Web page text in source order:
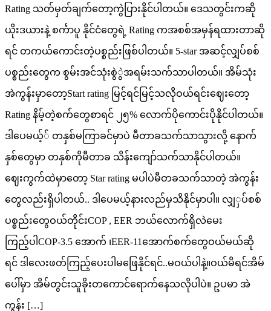
Rating သတ်မှတ်ချက်တော့ကွဲပြားနိုင်ပါတယ်။ ဒေသတွင်းကဆို
ယိုးဒယားနဲ့ စင်္ကာပူ နိုင်ငံတွေရဲ့ Rating ကအစစ်အမှန်ရထားတာဆို
ရင် တကယ်ကောင်းတဲ့ပစ္စည်းဖြစ်ပါတယ်။ 5-star အဆင့်လျှပ်စစ်
ပစ္စည်းတွေက စွမ်းအင်သုံးစွဲွဲအရမ်းသက်သာပါတယ်။ အိမ်သုံး
အဲကွန်းမှာတော့Start rating မြင့်ရင်မြင့်သလိုဝယ်ရင်းဈေးတော့
Rating နိမ့်တဲ့စက်တွေစာရင် ၂၅% လောက်ပိုကောင်းပိုနိုင်ပါတယ်။
ဒါပေမယ့်် တနှစ်မကြာခင်မှာပဲ မီတာခသက်သာသွားလို့ နောက်
နှစ်တွေမှာ တနှစ်ကိုမီတာခ သိန်းကျော်သက်သာနိုင်ပါတယ်။
ဈေးကွက်ထဲမှာတော့ Star rating မပါပဲမီတခသက်သာတဲ့ အဲကွန်း
တွေလည်းရှိပါတယ်.. ဒါပေမယ့်နားလည်မှသိနိုင်မှာပါ။ လျှှပ်စစ်
ပစ္စည်းတွေဝယ်တိုင်းCOP , EER ဘယ်လောက်ရှိလဲမေး
ကြည့်ပါCOP-3.5 အောက် ၊EER-11အောက်စက်တွေဝယ်မယ်ဆို
ရင် ဒါလေးဖတ်ကြည့်ပေးပါမဖြေနိုင်ရင်..မဝယ်ပါနဲ့။ဝယ်မိရင်အိမ်
ပေါ်မှာ အိမ်တွင်းသူခိုးတကောင်ရောက်နေသလိုပါပဲ။ ဥပမာ အဲ
ကွန်း […]